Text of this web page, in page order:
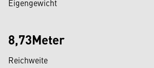
Eigengewicht
8,73Meter
Reichweite